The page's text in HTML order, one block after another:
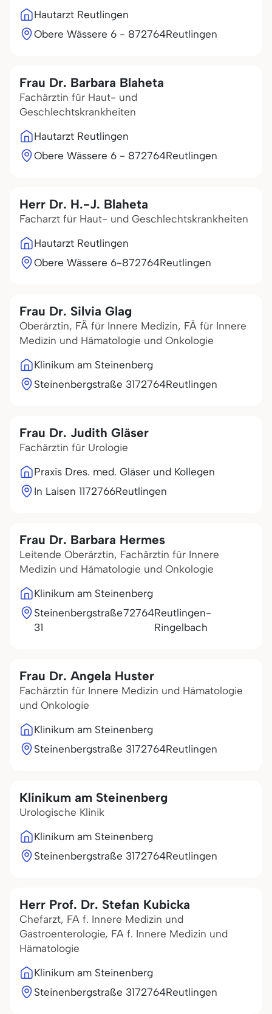
Hautarzt Reutlingen
Obere Wässere 6 - 872764Reutlingen
Frau Dr. Barbara Blaheta
Fachärztin für Haut- und
Geschlechtskrankheiten
Hautarzt Reutlingen
Obere Wässere 6 - 872764Reutlingen
Herr Dr. H.-J. Blaheta
Facharzt für Haut- und Geschlechtskrankheiten
Hautarzt Reutlingen
Obere Wässere 6-872764Reutlingen
Frau Dr. Silvia Glag
Oberärztin, FÄ für Innere Medizin, FÄ für Innere
Medizin und Hämatologie und Onkologie
Klinikum am Steinenberg
Steinenbergstraße 3172764Reutlingen
Frau Dr. Judith Gläser
Fachärztin für Urologie
Praxis Dres. med. Gläser und Kollegen
In Laisen 1172766Reutlingen
Frau Dr. Barbara Hermes
Leitende Oberärztin, Fachärztin für Innere
Medizin und Hämatologie und Onkologie
Klinikum am Steinenberg
Steinenbergstraße
31
72764Reutlingen-
Ringelbach
Frau Dr. Angela Huster
Fachärztin für Innere Medizin und Hämatologie
und Onkologie
Klinikum am Steinenberg
Steinenbergstraße 3172764Reutlingen
Klinikum am Steinenberg
Urologische Klinik
Klinikum am Steinenberg
Steinenbergstraße 3172764Reutlingen
Herr Prof. Dr. Stefan Kubicka
Chefarzt, FA f. Innere Medizin und
Gastroenterologie, FA f. Innere Medizin und
Hämatologie
Klinikum am Steinenberg
Steinenbergstraße 3172764Reutlingen